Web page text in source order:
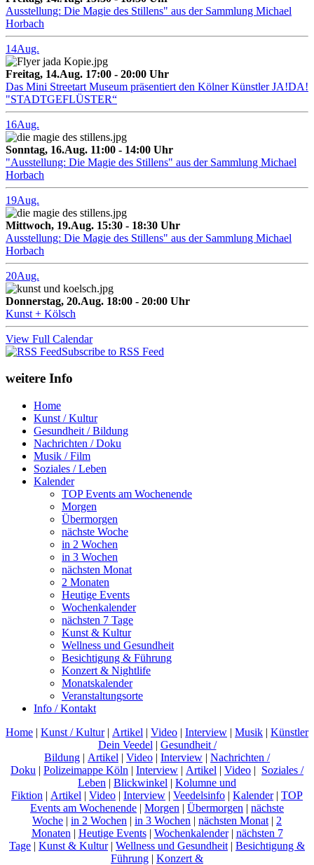
Ausstellung: Die Magie des Stillens" aus der Sammlung Michael
Horbach
14Aug.
Freitag, 14.Aug. 17:00 - 20:00 Uhr
Das Mini Streetart Museum präsentiert den Kölner Künstler JA!DA!
"STADTGEFLÜSTER“
16Aug.
Sonntag, 16.Aug. 11:00 - 14:00 Uhr
"Ausstellung: Die Magie des Stillens" aus der Sammlung Michael
Horbach
19Aug.
Mittwoch, 19.Aug. 15:30 - 18:30 Uhr
Ausstellung: Die Magie des Stillens" aus der Sammlung Michael
Horbach
20Aug.
Donnerstag, 20.Aug. 18:00 - 20:00 Uhr
Kunst + Kölsch
View Full Calendar
Subscribe to RSS Feed
weitere Info
Home
Kunst / Kultur
Gesundheit / Bildung
Nachrichten / Doku
Musik / Film
Soziales / Leben
Kalender
TOP Events am Wochenende
Morgen
Übermorgen
nächste Woche
in 2 Wochen
in 3 Wochen
nächsten Monat
2 Monaten
Heutige Events
Wochenkalender
nächsten 7 Tage
Kunst & Kultur
Wellness und Gesundheit
Besichtigung & Führung
Konzert & Nightlife
Monatskalender
Veranstaltungsorte
Info / Kontakt
Home | Kunst / Kultur| Artikel | Video | Interview | Musik | Künstler
Dein Veedel | Gesundheit /
Bildung | Artikel | Video | Interview | Nachrichten /
Doku | Polizeimappe Köln | Interview | Artikel | Video | Soziales /
Leben | Blickwinkel | Kolumne und
Fiktion | Artikel | Video | Interview | Veedelsinfo | Kalender| TOP
Events am Wochenende | Morgen | Übermorgen | nächste
Woche | in 2 Wochen | in 3 Wochen | nächsten Monat | 2
Monaten | Heutige Events| Wochenkalender| nächsten 7
Tage | Kunst & Kultur| Wellness und Gesundheit | Besichtigung &
Führung | Konzert &